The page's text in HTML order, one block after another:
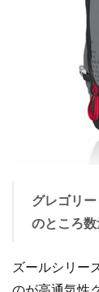
グレゴリ
のところ
ズールシリー